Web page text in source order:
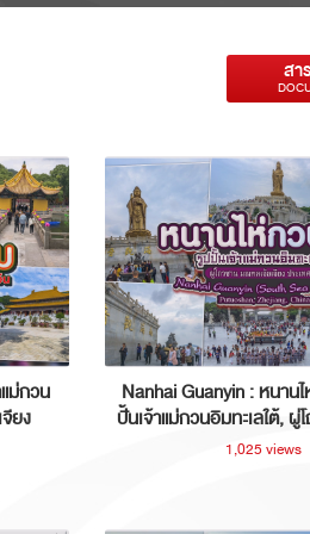
สา
ม่กวน
ยง
Nanhai Guanyin : หนาน
ปั้นเจ้าแม่กวนอิมทะเลใต้, ผู่
จีน
1,025 views